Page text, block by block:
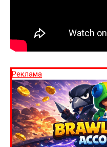
Реклама